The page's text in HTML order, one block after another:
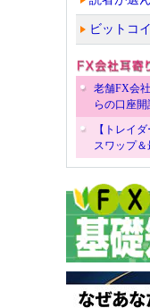
ビットコ
老舗FX会
らの口座
【トレイ
スワップ